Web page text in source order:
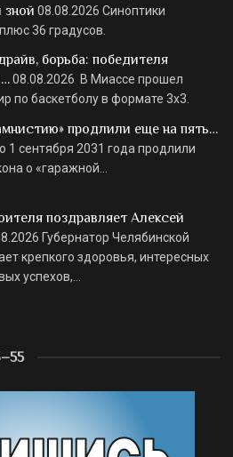
зной 08.08.2026 Синоптики
36 градусов.
борьба: победителя
08.08.2026 В Миассе прошел
по баскетболу в формате 3х3.
продлили еще на пять…
1 сентября 2031 года продлили
о «гаражной…
поздравляет Алексей
Губернатор Челябинской
крепкого здоровья, интересных
успехов,…